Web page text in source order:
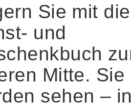
Sie mit
und
Mitte. Sie
sehen –